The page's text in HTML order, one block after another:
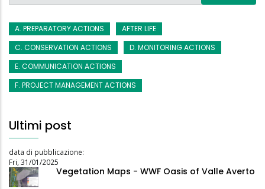
A. PREPARATORY ACTIONS
AFTER LIFE
C. CONSERVATION ACTIONS
D. MONITORING ACTIONS
E. COMMUNICATION ACTIONS
F. PROJECT MANAGEMENT ACTIONS
Ultimi post
data di pubblicazione:
Fri, 31/01/2025
Vegetation Maps - WWF Oasis of Valle Averto